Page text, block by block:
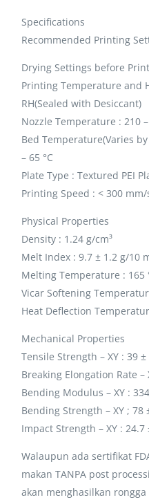
Specifications
Recommended Printing
Drying Settings before
Printing Temperature and
RH(Sealed with Desiccant)
Nozzle Temperature : 210 –
Bed Temperature(Varies
– 65 °C
Plate Type : Textured PEI
Printing Speed : < 300 mm/
Physical Properties
Density : 1.24 g/cm³
Melt Index : 9.7 ± 1.2 g/10
Melting Temperature : 165
Vicar Softening
Heat Deflection
Mechanical Properties
Tensile Strength – XY : 39 ±
Breaking Elongation Rate –
Bending Modulus – XY :
Bending Strength – XY ; 78
Impact Strength – XY : 24.7
Walaupun ada sertifikat
makan TANPA post
akan menghasilkan